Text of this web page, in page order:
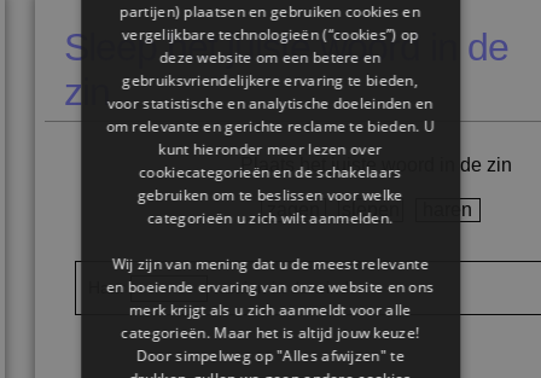
Sleep het juiste woord in de
zin
Plaats het juiste woord in de zin
Haar waaien in de wind.
zagen slepen haren
partijen) plaatsen en gebruiken cookies en
vergelijkbare technologieën (“cookies”) op
deze website om een ​​betere en
gebruiksvriendelijkere ervaring te bieden,
voor statistische en analytische doeleinden en
om relevante en gerichte reclame te bieden. U
kunt hieronder meer lezen over
cookiecategorieën en de schakelaars
gebruiken om te beslissen voor welke
categorieën u zich wilt aanmelden.
Wij zijn van mening dat u de meest relevante
en boeiende ervaring van onze website en ons
merk krijgt als u zich aanmeldt voor alle
categorieën. Maar het is altijd jouw keuze!
Door simpelweg op "Alles afwijzen" te